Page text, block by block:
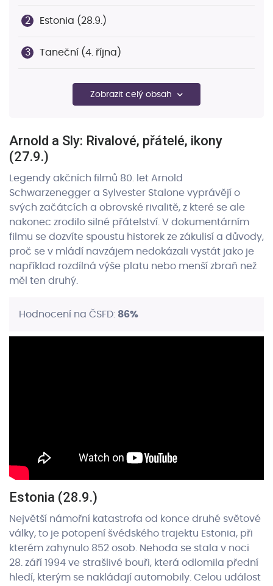
Estonia (28.9.)
Taneční (4. října)
Studna (už brzy)
Zobrazit celý obsah
Arnold a Sly: Rivalové, přátelé, ikony
(27.9.)
Legendy akčních filmů 80. let Arnold
Schwarzenegger a Sylvester Stalone vyprávějí o
svých začátcích a obrovské rivalitě, z které se ale
nakonec zrodilo silné přátelství. V dokumentárním
filmu se dozvíte spoustu historek ze zákulisí a důvody,
proč se v mládí navzájem nedokázali vystát jako je
například rozdílná výše platu nebo menší zbraň než
měl ten druhý.
Hodnocení na ČSFD: 86%
Estonia (28.9.)
Největší námořní katastrofa od konce druhé světové
války, to je potopení švédského trajektu Estonia, při
kterém zahynulo 852 osob. Nehoda se stala v noci
28. září 1994 ve strašlivé bouři, která odlomila přední
hledí, kterým se nakládají automobily. Celou událost